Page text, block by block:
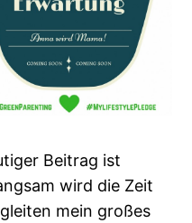
Beitrag ist
wird die Zeit
mein großes